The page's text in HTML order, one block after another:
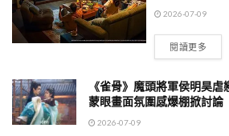
2026-07-09
閱讀更多
《雀骨》魔頭將軍侯明昊
蒙眼畫面氛圍感爆棚掀討論
2026-07-09